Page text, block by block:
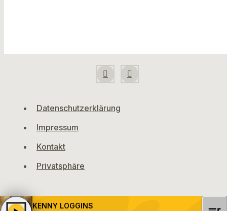
Datenschutzerklärung
Impressum
Kontakt
Privatsphäre
KENNY LOGGINS